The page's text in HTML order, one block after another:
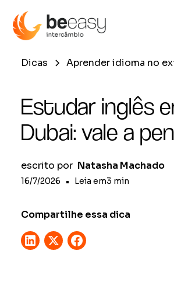
Dicas Aprender idioma no
Estudar inglês
Dubai: vale a
escrito por Natasha Machado
16/7/2026 • Leia em3 min
Compartilhe essa dica